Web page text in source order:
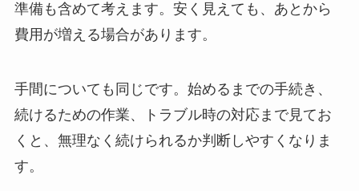
準備も含めて考えます。安く見えても、あとから
費用が増える場合があります。
手間についても同じです。始めるまでの手続き、
続けるための作業、トラブル時の対応まで見てお
くと、無理なく続けられるか判断しやすくなりま
す。